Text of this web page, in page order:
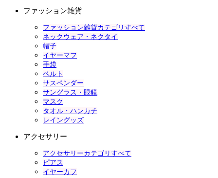
ファッション雑貨
ファッション雑貨カテゴリすべて
ネックウェア・ネクタイ
帽子
イヤーマフ
手袋
ベルト
サスペンダー
サングラス・眼鏡
マスク
タオル・ハンカチ
レイングッズ
アクセサリー
アクセサリーカテゴリすべて
ピアス
イヤーカフ